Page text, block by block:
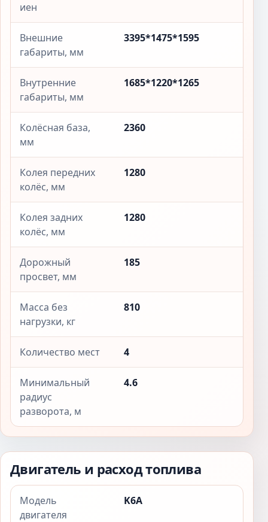
иен
Внешние
габариты, мм
3395*1475*1595
Внутренние
габариты, мм
1685*1220*1265
Колёсная база,
мм
2360
Колея передних
колёс, мм
1280
Колея задних
колёс, мм
1280
Дорожный
просвет, мм
185
Масса без
нагрузки, кг
810
Количество мест 4
Минимальный
радиус
разворота, м
4.6
Двигатель и расход топлива
Модель
двигателя
K6A